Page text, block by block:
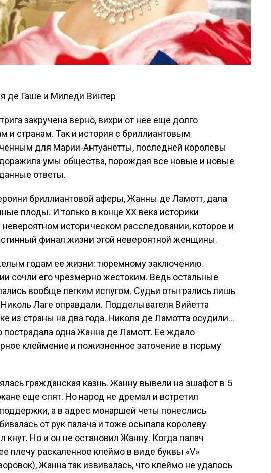
закручена верно, вихри от нее еще долго
и странам. Так и история с бриллиантовым
для Марии-Антуанетты, последней королевы
умы общества, порождая все новые и новые
ответы.
бриллиантовой аферы, Жанны де Ламотт, дала
плоды. И только в конце ХХ века историки
невероятном историческом расследовании, которое и
финал жизни этой невероятной женщины.
годам ее жизни: тюремному заключению.
сочли его чрезмерно жестоким. Ведь остальные
вообще легким испугом. Судьи отыгрались лишь
Лаге оправдали. Подделывателя Вийетта
из страны на два года. Николя де Ламотта осудили…
пострадала одна Жанна де Ламотт. Ее ждало
клеймение и пожизненное заточение в тюрьму
гражданская казнь. Жанну вывели на эшафот в 5
еще спят. Но народ не дремал и встретил
а в адрес монаршей четы понеслись
от рук палача и тоже осыпала королеву
кнут. Но и он не остановил Жанну. Когда палач
плечу раскаленное клеймо в виде буквы «V»
Жанна так извивалась, что клеймо не удалось